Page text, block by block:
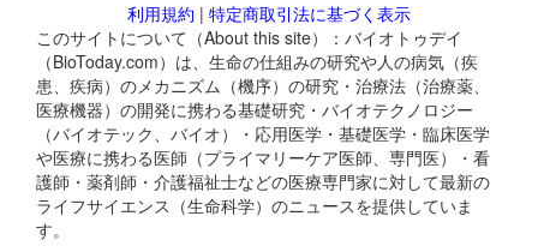
利用規約 | 特定商取引法に基づく表示
このサイトについて（About this site）：バイオトゥデイ
（BioToday.com）は、生命の仕組みの研究や人の病気（疾
患、疾病）のメカニズム（機序）の研究・治療法（治療薬、
医療機器）の開発に携わる基礎研究・バイオテクノロジー
（バイオテック、バイオ）・応用医学・基礎医学・臨床医学
や医療に携わる医師（プライマリーケア医師、専門医）・看
護師・薬剤師・介護福祉士などの医療専門家に対して最新の
ライフサイエンス（生命科学）のニュースを提供していま
す。